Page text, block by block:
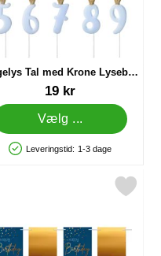
Tal med Krone Lyseblå
2
19 kr
Vælg ...
Produkttilgængelighed: På lager
Leveringstid: 1-3 dage
favorit
happy Birthday Guirlande